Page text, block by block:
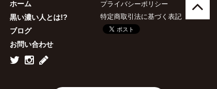
ホーム
黒い濃い人とは!?
ブログ
お問い合わせ
プライバシーポリシー
特定商取引法に基づく表記